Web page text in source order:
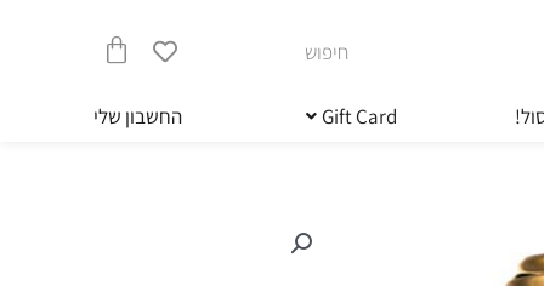
חיפוש
עגלת
קניות
Gift Card החשבון שלי